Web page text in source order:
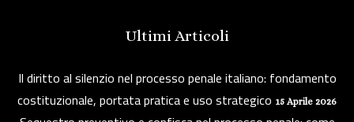
Ultimi Articoli
Il diritto al silenzio nel processo penale italiano: fondamento
costituzionale, portata pratica e uso strategico 15 Aprile 2026